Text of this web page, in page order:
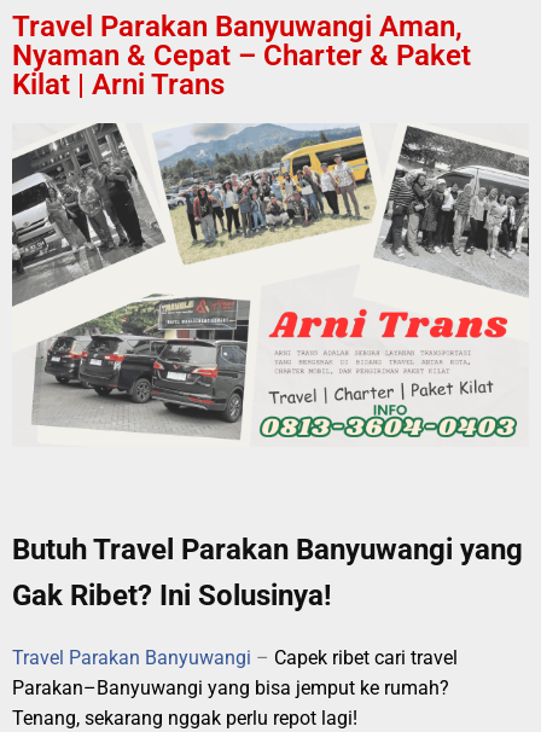
Travel Parakan Banyuwangi Aman,
Nyaman & Cepat – Charter & Paket
Kilat | Arni Trans
Butuh Travel Parakan Banyuwangi yang
Gak Ribet? Ini Solusinya!
Travel Parakan Banyuwangi – Capek ribet cari travel
Parakan–Banyuwangi yang bisa jemput ke rumah?
Tenang, sekarang nggak perlu repot lagi!